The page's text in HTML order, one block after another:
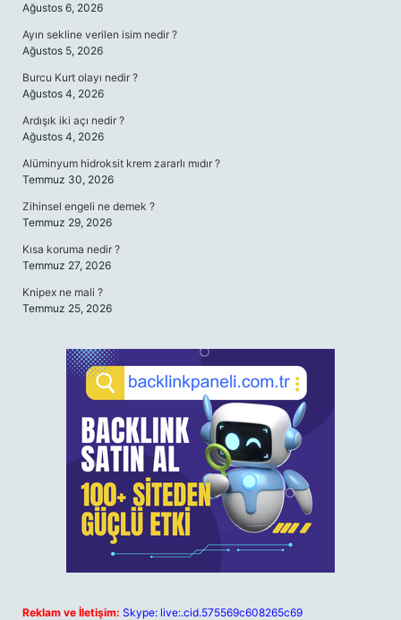
Ağustos 6, 2026
Ayın sekline verilen isim nedir ?
Ağustos 5, 2026
Burcu Kurt olayı nedir ?
Ağustos 4, 2026
Ardışık iki açı nedir ?
Ağustos 4, 2026
Alüminyum hidroksit krem zararlı mıdır ?
Temmuz 30, 2026
Zihinsel engeli ne demek ?
Temmuz 29, 2026
Kısa koruma nedir ?
Temmuz 27, 2026
Knipex ne mali ?
Temmuz 25, 2026
Reklam ve İletişim: Skype: live:.cid.575569c608265c69